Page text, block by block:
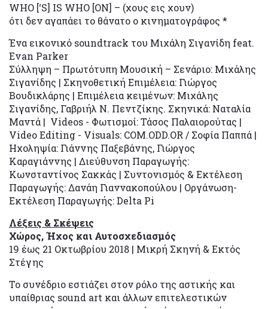
WHO [‘S] IS WHO [ON] – (χους εις χουν)
ότι δεν αγαπάει το θάνατο ο κινηματογράφος *
Ένα εικονικό soundtrack του Μιχάλη Σιγανίδη feat.
Evan Parker
Σύλληψη – Πρωτότυπη Μουσική – Σενάριο: Μιχάλης
Σιγανίδης | Σκηνοθετική Επιμέλεια: Γιώργος
Βουδικλάρης | Επιμέλεια κειμένων: Μιχάλης
Σιγανίδης, Γαβριήλ Ν. Πεντζίκης. Σκηνικά: Ναταλία
Μαντά | Videos - Φωτισμοί: Τάσος Παλαιορούτας |
Video Εditing - Visuals: COM.ODD.OR / Σοφία Παππά |
Ηχοληψία: Γιάννης Παξεβάνης, Γιώργος
Καραγιάννης | Διεύθυνση Παραγωγής:
Κωνσταντίνος Σακκάς | Συντονισμός & Εκτέλεση
Παραγωγής: Δανάη Γιαννακοπούλου | Οργάνωση-
Εκτέλεση Παραγωγής: Delta Pi
Λέξεις & Σκέψεις
Χώρος, Ήχος και Αυτοσχεδιασμός
19 έως 21 Οκτωβρίου 2018 | Μικρή Σκηνή & Εκτός
Στέγης
Το συνέδριο εστιάζει στον ρόλο της αστικής και
υπαίθριας sound art και άλλων επιτελεστικών